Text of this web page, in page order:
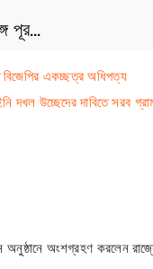
পূর…
বিজেপির একচ্ছত্র অধিপত্য
উচ্ছেদের দাবিতে সরব
অংশগ্রহণ করলেন